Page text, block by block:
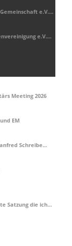
e.V....
e.V....
Meeting 2026
EM
Schreibe...
Satzung die ich...